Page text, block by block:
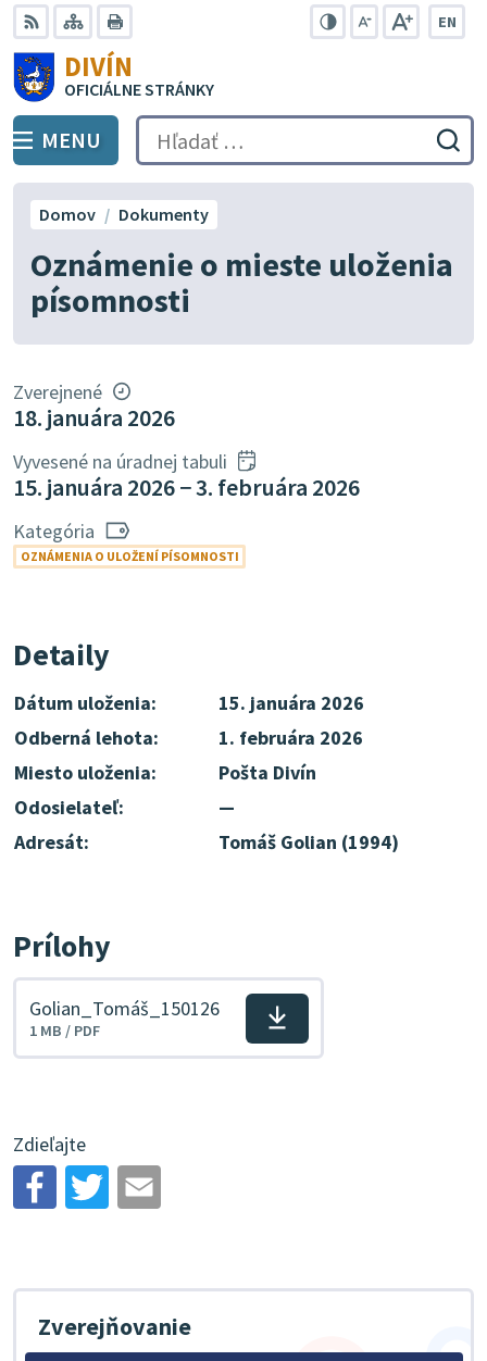
Preskočiť
na
obsah
RSS Mapa
EN
DIVÍN
OFICIÁLNE STRÁNKY
PREPNÚŤ
MENU Hľadať:
Oznámenie o mieste uloženia
písomnosti
Domov Dokumenty
Zverejnené
18. januára 2026
Vyvesené na úradnej tabuli
15. januára 2026 − 3. februára 2026
Kategória
OZNÁMENIA O ULOŽENÍ PÍSOMNOSTI
Detaily
Dátum uloženia:
15. januára 2026
Odberná lehota:
1. februára 2026
Miesto uloženia:
Pošta Divín
Odosielateľ:
—
Adresát:
Tomáš Golian (1994)
Prílohy
Stiahnuť
Golian_Tomáš_150126
1 MB / PDF
Zdieľajte
Zverejňovanie